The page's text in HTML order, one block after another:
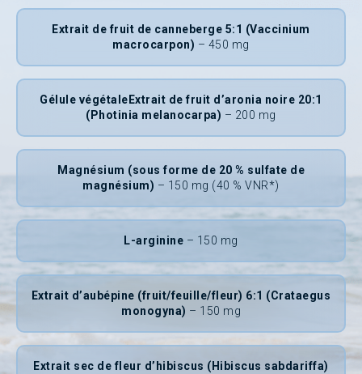
Extrait de fruit de canneberge 5:1 (Vaccinium
macrocarpon) – 450 mg
Gélule végétaleExtrait de fruit d’aronia noire 20:1
(Photinia melanocarpa) – 200 mg
Magnésium (sous forme de 20 % sulfate de
magnésium) – 150 mg (40 % VNR*)
L-arginine – 150 mg
Extrait d’aubépine (fruit/feuille/fleur) 6:1 (Crataegus
monogyna) – 150 mg
Extrait sec de fleur d’hibiscus (Hibiscus sabdariffa)